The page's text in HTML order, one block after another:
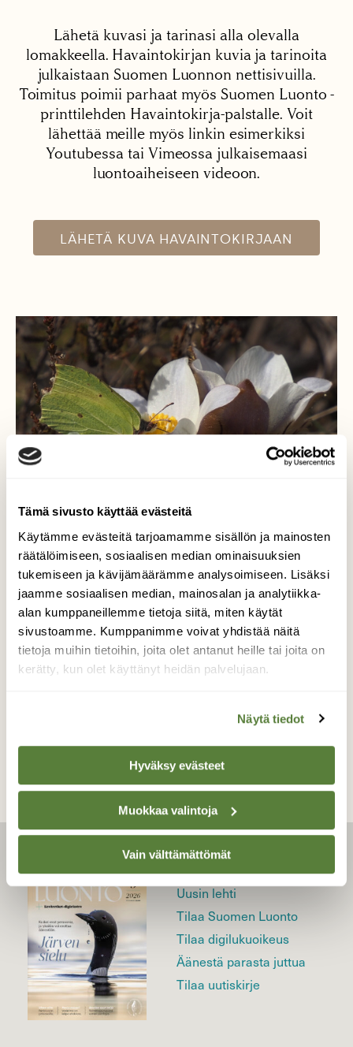
Tämä sivusto käyttää evästeitä
Käytämme evästeitä tarjoamamme sisällön ja mainosten
räätälöimiseen, sosiaalisen median ominaisuuksien
tukemiseen ja kävijämäärämme analysoimiseen. Lisäksi
jaamme sosiaalisen median, mainosalan ja analytiikka-
alan kumppaneillemme tietoja siitä, miten käytät
sivustoamme. Kumppanimme voivat yhdistää näitä
tietoja muihin tietoihin, joita olet antanut heille tai joita on
kerätty, kun olet käyttänyt heidän palvelujaan.
Näytä tiedot
Hyväksy evästeet
Muokkaa valintoja
Vain välttämättömät
Lähetä kuvasi ja tarinasi alla olevalla
lomakkeella. Havaintokirjan kuvia ja tarinoita
julkaistaan Suomen Luonnon nettisivuilla.
Toimitus poimii parhaat myös Suomen Luonto -
printtilehden Havaintokirja-palstalle. Voit
lähettää meille myös linkin esimerkiksi
Youtubessa tai Vimeossa julkaisemaasi
luontoaiheiseen videoon.
LÄHETÄ KUVA HAVAINTOKIRJAAN
Kevään kaunottaret...
..luonnon kauneus yllättää.
Valokuvaaja: Arja Valtonen, Etelä-Karjala 25.4.2023
TAKAISIN LISTAAN
LEHTI
Uusin lehti
Tilaa Suomen Luonto
Tilaa digilukuoikeus
Äänestä parasta juttua
Tilaa uutiskirje